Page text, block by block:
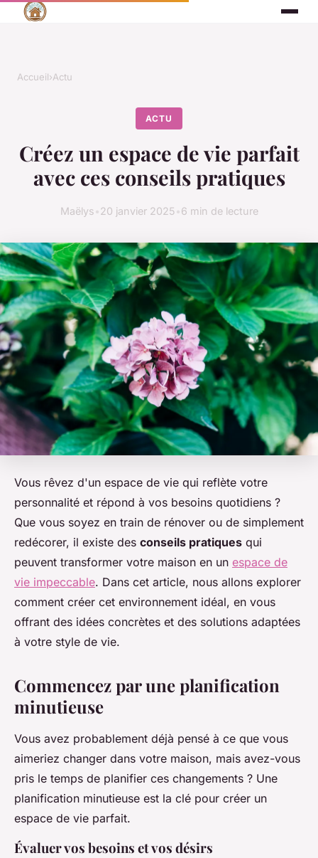
Accueil›Actu
ACTU
Créez un espace de vie parfait
avec ces conseils pratiques
Maëlys 20 janvier 2025 6 min de lecture
Vous rêvez d'un espace de vie qui reflète votre
personnalité et répond à vos besoins quotidiens ?
Que vous soyez en train de rénover ou de simplement
redécorer, il existe des conseils pratiques qui
peuvent transformer votre maison en un espace de
vie impeccable. Dans cet article, nous allons explorer
comment créer cet environnement idéal, en vous
offrant des idées concrètes et des solutions adaptées
à votre style de vie.
Commencez par une planification
minutieuse
Vous avez probablement déjà pensé à ce que vous
aimeriez changer dans votre maison, mais avez-vous
pris le temps de planifier ces changements ? Une
planification minutieuse est la clé pour créer un
espace de vie parfait.
Évaluer vos besoins et vos désirs